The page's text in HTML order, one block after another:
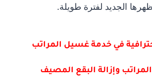
الجديد لفترة طويلة.
في خدمة غسيل المراتب
وإزالة البقع المصيف